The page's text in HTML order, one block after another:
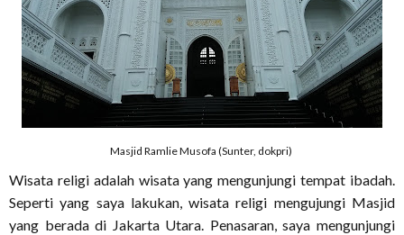
Masjid Ramlie Musofa (Sunter, dokpri)
Wisata religi adalah wisata yang mengunjungi tempat ibadah.
Seperti yang saya lakukan, wisata religi mengujungi Masjid
yang berada di Jakarta Utara. Penasaran, saya mengunjungi